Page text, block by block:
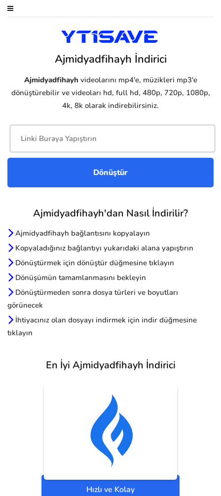
Ajmidyadfihayh İndirici
Ajmidyadfihayh videolarını mp4'e, müzikleri mp3'e
dönüştürebilir ve videoları hd, full hd, 480p, 720p, 1080p,
4k, 8k olarak indirebilirsiniz.
Ajmidyadfihayh'dan Nasıl İndirilir?
Ajmidyadfihayh bağlantısını kopyalayın
Kopyaladığınız bağlantıyı yukarıdaki alana yapıştırın
Dönüştürmek için dönüştür düğmesine tıklayın
Dönüşümün tamamlanmasını bekleyin
Dönüştürmeden sonra dosya türleri ve boyutları
görünecek
İhtiyacınız olan dosyayı indirmek için indir düğmesine
tıklayın
En İyi Ajmidyadfihayh İndirici
Hızlı ve Kolay